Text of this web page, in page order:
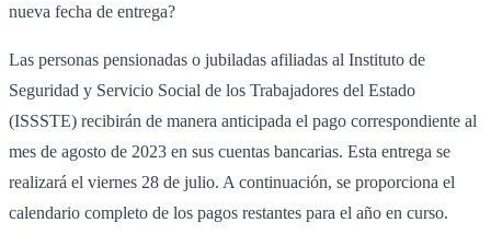
nueva fecha de entrega?
Las personas pensionadas o jubiladas afiliadas al Instituto de
Seguridad y Servicio Social de los Trabajadores del Estado
(ISSSTE) recibirán de manera anticipada el pago correspondiente al
mes de agosto de 2023 en sus cuentas bancarias. Esta entrega se
realizará el viernes 28 de julio. A continuación, se proporciona el
calendario completo de los pagos restantes para el año en curso.